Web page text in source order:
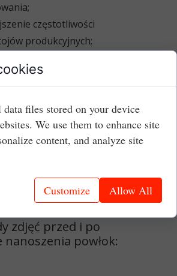
zdjęć przed i po
nanoszenia powłok:
częstotliwości
produkcyjnych;
wewnętrznym;
prowadzonych remontów i
utrzymania czystości
w zakresie zużycia
wody i detergentów.
files stored on your device
We use them to enhance site
content, and analyze site
Customize Allow All